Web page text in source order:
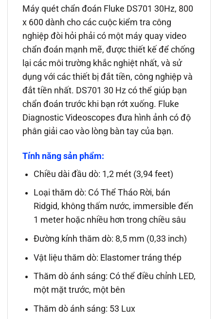
Máy quét chẩn đoán Fluke DS701 30Hz, 800
x 600 dành cho các cuộc kiểm tra công
nghiệp đòi hỏi phải có một máy quay video
chẩn đoán mạnh mẽ, được thiết kế để chống
lại các môi trường khắc nghiệt nhất, và sử
dụng với các thiết bị đắt tiền, công nghiệp và
đắt tiền nhất. DS701 30 Hz có thể giúp bạn
chẩn đoán trước khi bạn rớt xuống. Fluke
Diagnostic Videoscopes đưa hình ảnh có độ
phân giải cao vào lòng bàn tay của bạn.
Tính năng sản phẩm:
Chiều dài đầu dò: 1,2 mét (3,94 feet)
Loại thăm dò: Có Thể Tháo Rời, bán
Ridgid, không thấm nước, immersible đến
1 meter hoặc nhiều hơn trong chiều sâu
Đường kính thăm dò: 8,5 mm (0,33 inch)
Vật liệu thăm dò: Elastomer tráng thép
Thăm dò ánh sáng: Có thể điều chỉnh LED,
một mặt trước, một bên
Thăm dò ánh sáng: 53 Lux